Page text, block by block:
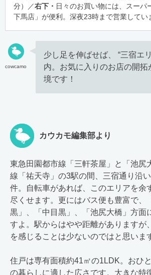
分）／右下・ 日々のお買い物には、スーパ
下馬店」が便利。深夜23時まで営業してい
cowcamo
少し足を伸ばせば、 “三宿エ
内。お気に入りのお店の開拓
境です！
カウカモ編集部より
東急田園都市線「三軒茶屋」と「池尻
線「祐天寺」の3駅の間、三宿通り沿
件。自転車があれば、このエリアを余
尽くせます。更にはバス便も豊富で、
黒」、「中目黒」、「池尻大橋」方面
すよ。駅からはやや距離がありますが
を感じることは少ないのではと思いま
住戸は専有面積約41㎡の1LDK。おひ
の暮らしに適した広さです。大きな特